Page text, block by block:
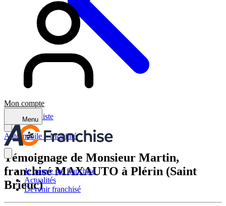
Mon compte
Menu
Je trouve ma franchise
Actualités
Devenir franchisé
Retour à la liste
Automobile – Mobilité
Témoignage de Monsieur Martin,
franchisé MAXAUTO à Plérin (Saint
Brieuc)